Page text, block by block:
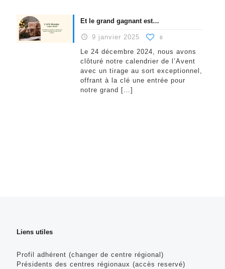
Et le grand gagnant est…
9 janvier 2025 0
Le 24 décembre 2024, nous avons
clôturé notre calendrier de l’Avent
avec un tirage au sort exceptionnel,
offrant à la clé une entrée pour
notre grand […]
Liens utiles
Profil adhérent (changer de centre régional)
Présidents des centres régionaux (accès reservé)